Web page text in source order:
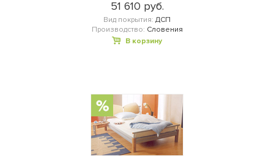
51 610 руб.
Вид покрытия: ДСП
Производство: Словения
В корзину